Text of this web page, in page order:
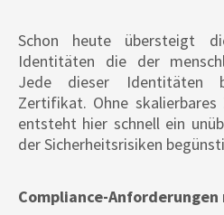
Schon heute übersteigt
Identitäten die der
Jede dieser Identitäten
Zertifikat. Ohne
entsteht hier schnell ein
der Sicherheitsrisiken
Compliance-Anforderungen